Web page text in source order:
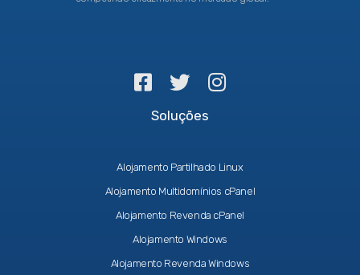
Soluções
Alojamento Partilhado Linux
Alojamento Multidomínios cPanel
Alojamento Revenda cPanel
Alojamento Windows
Alojamento Revenda Windows